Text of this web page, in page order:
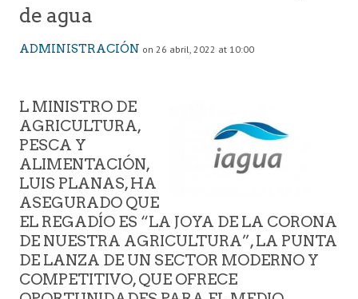
de agua
ADMINISTRACIÓN on 26 abril, 2022 at 10:00
L MINISTRO DE
AGRICULTURA,
PESCA Y
ALIMENTACIÓN,
LUIS PLANAS, HA
ASEGURADO QUE
EL REGADÍO ES “LA JOYA DE LA CORONA
DE NUESTRA AGRICULTURA”, LA PUNTA
DE LANZA DE UN SECTOR MODERNO Y
COMPETITIVO, QUE OFRECE